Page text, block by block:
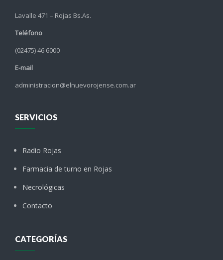
Lavalle 471 – Rojas Bs.As.
Teléfono
(02475) 46 6000
E-mail
administracion@elnuevorojense.com.ar
SERVICIOS
Radio Rojas
Farmacia de turno en Rojas
Necrológicas
Contacto
CATEGORÍAS